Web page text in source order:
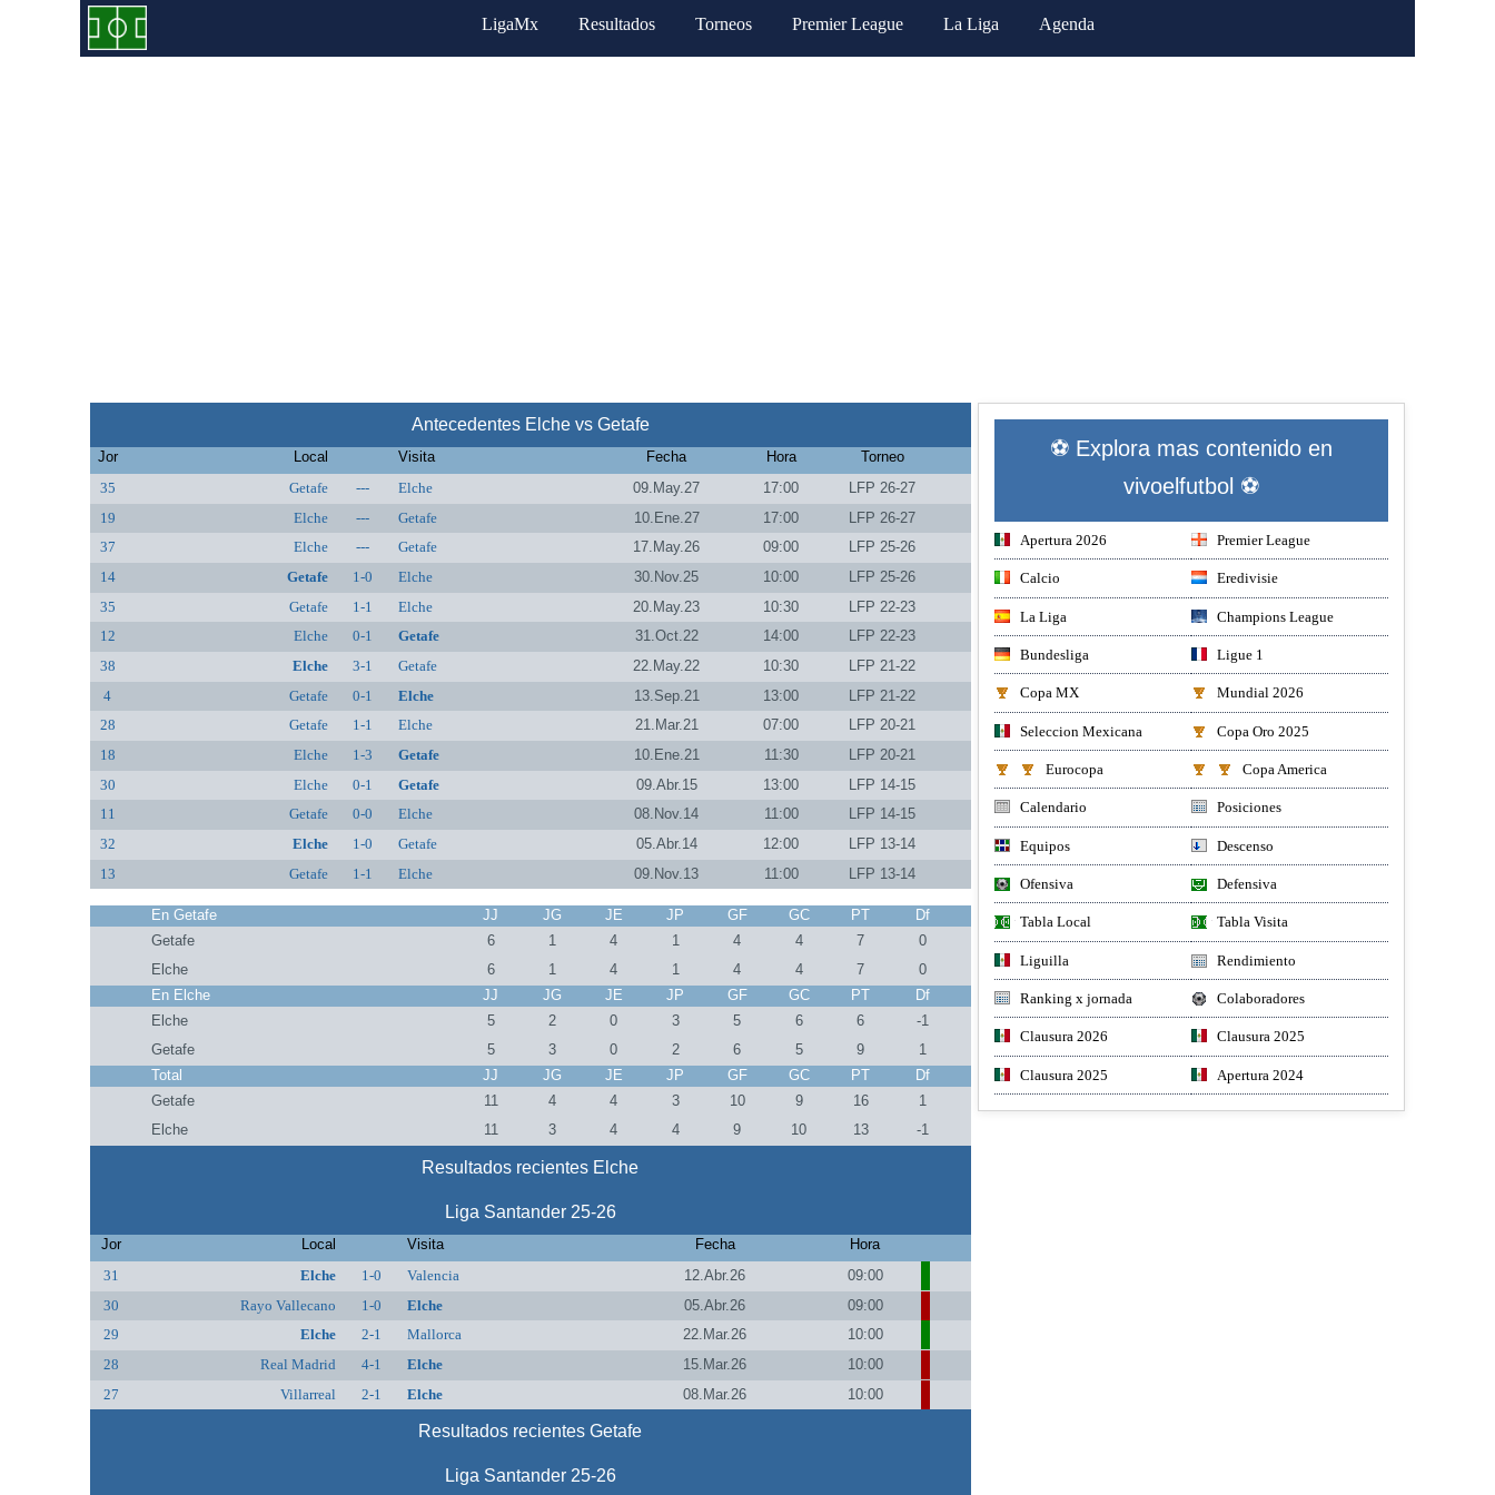
LigaMx Resultados Torneos Premier League La Liga Agenda
Antecedentes Elche vs Getafe
Jor Local Visita Fecha Hora
Torneo
35
Getafe --- Elche 09.May.27 17:00
LFP 26-27
19
Elche --- Getafe 10.Ene.27 17:00
LFP 26-27
37
Elche --- Getafe 17.May.26 09:00
LFP 25-26
14
Getafe 1-0 Elche 30.Nov.25 10:00
LFP 25-26
35
Getafe 1-1 Elche 20.May.23 10:30
LFP 22-23
12
Elche 0-1 Getafe 31.Oct.22 14:00
LFP 22-23
38
Elche 3-1 Getafe 22.May.22 10:30
LFP 21-22
4
Getafe 0-1 Elche 13.Sep.21 13:00
LFP 21-22
28
Getafe 1-1 Elche 21.Mar.21 07:00
LFP 20-21
18
Elche 1-3 Getafe 10.Ene.21 11:30
LFP 20-21
30
Elche 0-1 Getafe 09.Abr.15 13:00
LFP 14-15
11
Getafe 0-0 Elche 08.Nov.14 11:00
LFP 14-15
32
Elche 1-0 Getafe 05.Abr.14 12:00
LFP 13-14
13
Getafe 1-1 Elche 09.Nov.13 11:00 LFP 13-14
En Getafe JJ JG JE JP GF GC PT
Df
Getafe
6 1 4 1 4 4 7
0
Elche
6 1 4 1 4 4 7
0
En Elche
JJ JG JE JP GF GC PT
Df
Elche
5 2 0 3 5 6 6
-1
Getafe
5 3 0 2 6 5 9
1
Total
JJ JG JE JP GF GC PT
Df
Getafe
11 4 4 3 10 9 16
1
Elche
11 3 4 4 9 10 13 -1
Resultados recientes Elche
Liga Santander 25-26
Jor Local Visita Fecha
Hora
31
Elche 1-0 Valencia 12.Abr.26
09:00
30
Rayo Vallecano 1-0 Elche 05.Abr.26
09:00
29
Elche 2-1 Mallorca 22.Mar.26
10:00
28
Real Madrid 4-1 Elche 15.Mar.26
10:00
27
Villarreal 2-1 Elche 08.Mar.26 10:00
Resultados recientes Getafe
Liga Santander 25-26
⚽ Explora mas contenido en
vivoelfutbol ⚽
Apertura 2026 Premier League
Calcio Eredivisie
La Liga Champions League
Bundesliga Ligue 1
Copa MX Mundial 2026
Seleccion Mexicana Copa Oro 2025
Eurocopa Copa America
Calendario Posiciones
Equipos Descenso
Ofensiva Defensiva
Tabla Local Tabla Visita
Liguilla Rendimiento
Ranking x jornada Colaboradores
Clausura 2026 Clausura 2025
Clausura 2025 Apertura 2024